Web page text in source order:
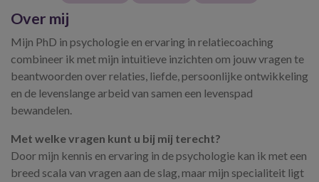
Over mij
Mijn PhD in psychologie en ervaring in relatiecoaching
combineer ik met mijn intuitieve inzichten om jouw vragen te
beantwoorden over relaties, liefde, persoonlijke ontwikkeling
en de levenslange arbeid van samen een levenspad
bewandelen.
Met welke vragen kunt u bij mij terecht?
Door mijn kennis en ervaring in de psychologie kan ik met een
breed scala van vragen aan de slag, maar mijn specialiteit ligt